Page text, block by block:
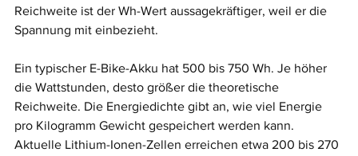
Reichweite ist der Wh-Wert aussagekräftiger, weil er die
Spannung mit einbezieht.
Ein typischer E-Bike-Akku hat 500 bis 750 Wh. Je höher
die Wattstunden, desto größer die theoretische
Reichweite. Die Energiedichte gibt an, wie viel Energie
pro Kilogramm Gewicht gespeichert werden kann.
Aktuelle Lithium-Ionen-Zellen erreichen etwa 200 bis 270